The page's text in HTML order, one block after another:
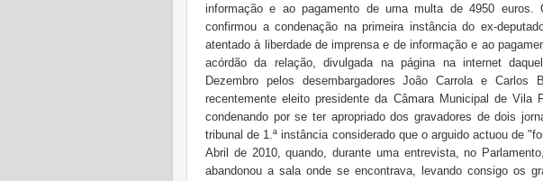
informação e ao pagamento de uma multa de 4950 euros.
confirmou a condenação na primeira instância do ex-
atentado à liberdade de imprensa e de informação e ao
acórdão da relação, divulgada na página na internet
Dezembro pelos desembargadores João Carrola e Carlos
recentemente eleito presidente da Câmara Municipal de Vila
condenando por se ter apropriado dos gravadores de dois
tribunal de 1.ª instância considerado que o arguido actuou de
Abril de 2010, quando, durante uma entrevista, no
abandonou a sala onde se encontrava, levando consigo os